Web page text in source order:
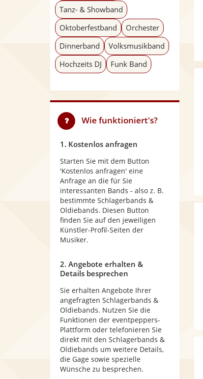
Tanz- & Showband
Oktoberfestband
Orchester
Dinnerband
Volksmusikband
Hochzeits DJ
Funk Band
Wie funktioniert's?
1. Kostenlos anfragen
Starten Sie mit dem Button
'Kostenlos anfragen' eine
Anfrage an die für Sie
interessanten Bands - also z. B.
bestimmte Schlagerbands &
Oldiebands. Diesen Button
finden Sie auf den jeweiligen
Künstler-Profil-Seiten der
Musiker.
2. Angebote erhalten &
Details besprechen
Sie erhalten Angebote Ihrer
angefragten Schlagerbands &
Oldiebands. Nutzen Sie die
Funktionen der eventpeppers-
Plattform oder telefonieren Sie
direkt mit den Schlagerbands &
Oldiebands um weitere Details,
die Gage sowie spezielle
Wünsche zu besprechen.